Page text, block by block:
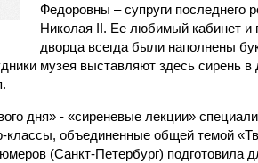
Федоровны – супруги последнего
Николая II. Ее любимый кабинет и
дворца всегда были наполнены
музея выставляют здесь сирень в
дня» - «сиреневые лекции»
классы, объединенные общей темой
(Санкт-Петербург) подготовила